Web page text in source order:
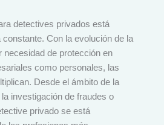
detectives privados está
Con la evolución de la
necesidad de protección en
como personales, las
Desde el ámbito de la
investigación de fraudes o
privado se está